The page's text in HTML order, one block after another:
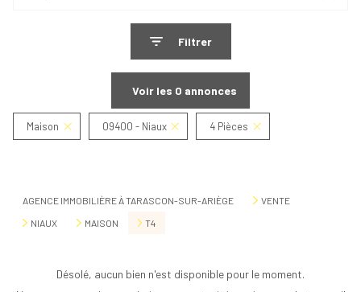
Filtrer
Voir les 0 annonces
Maison 09400 - Niaux 4 Pièces
AGENCE IMMOBILIÈRE À TARASCON-SUR-ARIÈGE
VENTE
NIAUX
MAISON T4
Désolé, aucun bien n'est disponible pour le moment.